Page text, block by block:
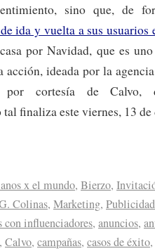
sino que, de
ida y vuelta a sus usuarios
por Navidad, que es
acción, ideada por la
por cortesía de
tal finaliza este viernes, 13
x el mundo, Bierzo,
Colinas, Marketing, Publicidad
con influenciadores, anuncios,
, Calvo, campañas, casos de éxito,